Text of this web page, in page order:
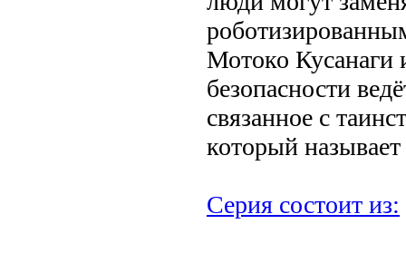
Мотоко Кусанаги
безопасности
связанное с
который
Серия состоит из: